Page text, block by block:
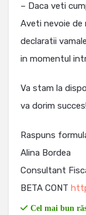
– Daca veti
Aveti nevoie de
declaratii
in momentul
Va stam la
va dorim
Raspuns
Alina Bordea
Consultant
BETA CONT
Cel mai bun